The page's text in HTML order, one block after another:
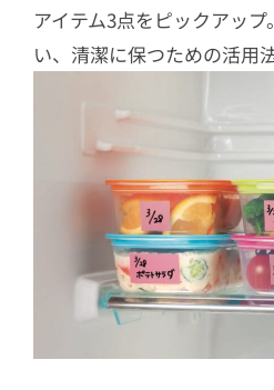
アイテム3点をピックアッ
い、清潔に保つための活用